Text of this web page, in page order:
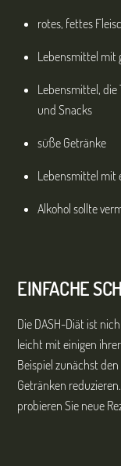
rotes, fettes
Lebensmittel mit
Lebensmittel,
und Snacks
süße Getränke
Lebensmittel mit
Alkohol sollte
EINFACHE
Die DASH-Diät ist
leicht mit einigen
Beispiel zunächst
Getränken
probieren Sie neue